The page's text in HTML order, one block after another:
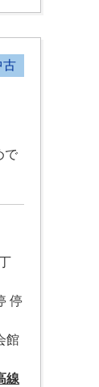
古
で
停
館
線